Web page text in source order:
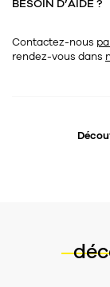
BESOIN D’AIDE ?
Contactez-nous
rendez-vous dans